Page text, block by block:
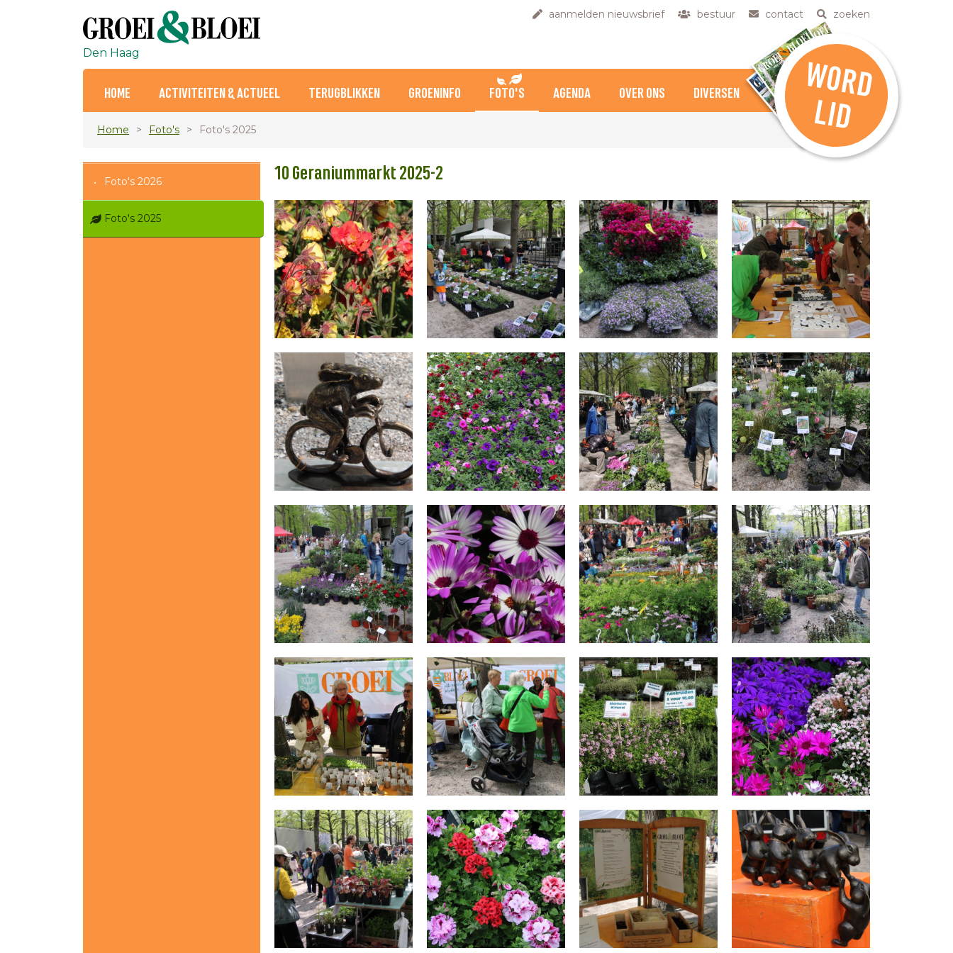
aanmelden nieuwsbrief bestuur contact zoeken
Den Haag
HOME ACTIVITEITEN & ACTUEEL TERUGBLIKKEN GROENINFO FOTO'S AGENDA OVER ONS DIVERSEN W
O
R
D
L
ID
Home Foto's Foto's 2025
Foto's 2026
Foto's 2025
10 Geraniummarkt 2025-2